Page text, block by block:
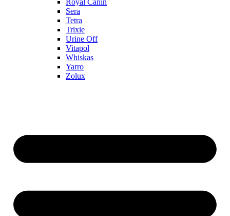
Royal Canin
Sera
Tetra
Trixie
Urine Off
Vitapol
Whiskas
Yarro
Zolux